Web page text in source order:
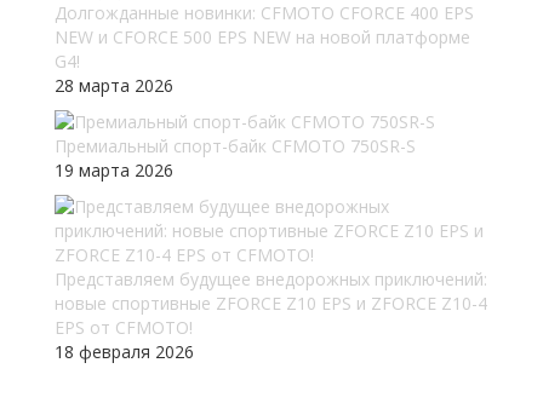
Долгожданные новинки: CFMOTO CFORCE 400 EPS
NEW и CFORCE 500 EPS NEW на новой платформе
G4!
28 марта 2026
Премиальный спорт-байк CFMOTO 750SR-S
19 марта 2026
Представляем будущее внедорожных приключений:
новые спортивные ZFORCE Z10 EPS и ZFORCE Z10-4
EPS от CFMOTO!
18 февраля 2026